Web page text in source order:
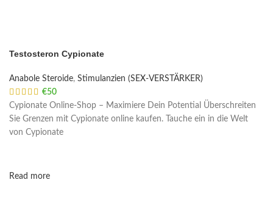
Testosteron Cypionate
Anabole Steroide, Stimulanzien (SEX-VERSTÄRKER)
€50
Cypionate Online-Shop – Maximiere Dein Potential Überschreiten
Sie Grenzen mit Cypionate online kaufen. Tauche ein in die Welt
von Cypionate
Read more